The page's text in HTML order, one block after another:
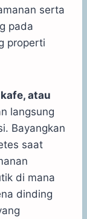
serta
pada
properti
atau
langsung
Bayangkan
saat
di mana
dinding